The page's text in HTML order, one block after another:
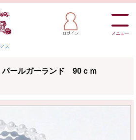
メニュー
ス
パールガーランド 90ｃｍ